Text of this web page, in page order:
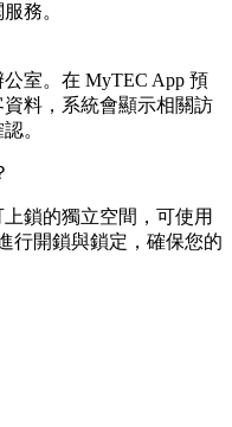
務。
室。在 MyTEC App 預
料，系統會顯示相關訪
。
鎖的獨立空間，可使用
行開鎖與鎖定，確保您的